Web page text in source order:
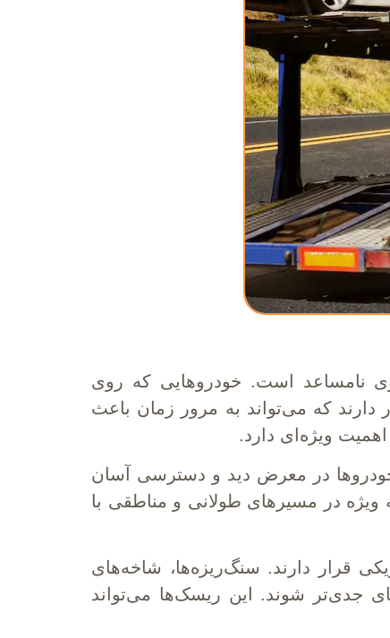
نامساعد است. خودروهایی که روی
که می‌تواند به مرور زمان باعث
ویژه‌ای دارد.
در معرض دید و دسترسی آسان
در مسیرهای طولانی و مناطقی با
قرار دارند. سنگ‌ریزه‌ها، شاخه‌های
جدی‌تر شوند. این ریسک‌ها می‌تواند